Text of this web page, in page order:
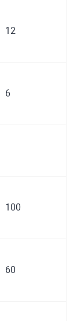
12
6
100
60